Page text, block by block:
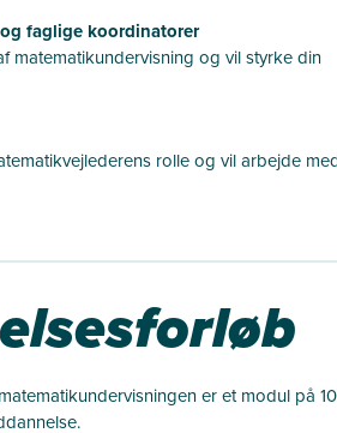
faglige koordinatorer
matematikundervisning og vil styrke din
rolle og vil arbejde
er et modul på